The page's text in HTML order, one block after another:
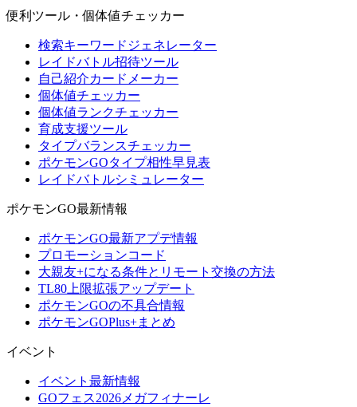
便利ツール・個体値チェッカー
検索キーワードジェネレーター
レイドバトル招待ツール
自己紹介カードメーカー
個体値チェッカー
個体値ランクチェッカー
育成支援ツール
タイプバランスチェッカー
ポケモンGOタイプ相性早見表
レイドバトルシミュレーター
ポケモンGO最新情報
ポケモンGO最新アプデ情報
プロモーションコード
大親友+になる条件とリモート交換の方法
TL80上限拡張アップデート
ポケモンGOの不具合情報
ポケモンGOPlus+まとめ
イベント
イベント最新情報
GOフェス2026メガフィナーレ